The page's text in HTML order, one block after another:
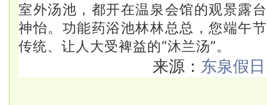
室外汤池，都开在温泉会馆的观景露
神怡。功能药浴池林林总总，您端午
传统、 让人大受裨益的“沐兰汤”。
来源： 东泉假日